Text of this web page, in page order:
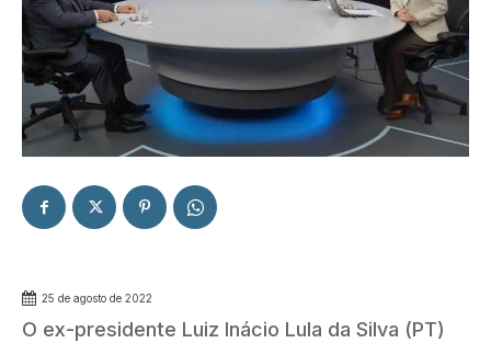
25 de agosto de 2022
O ex-presidente Luiz Inácio Lula da Silva (PT)